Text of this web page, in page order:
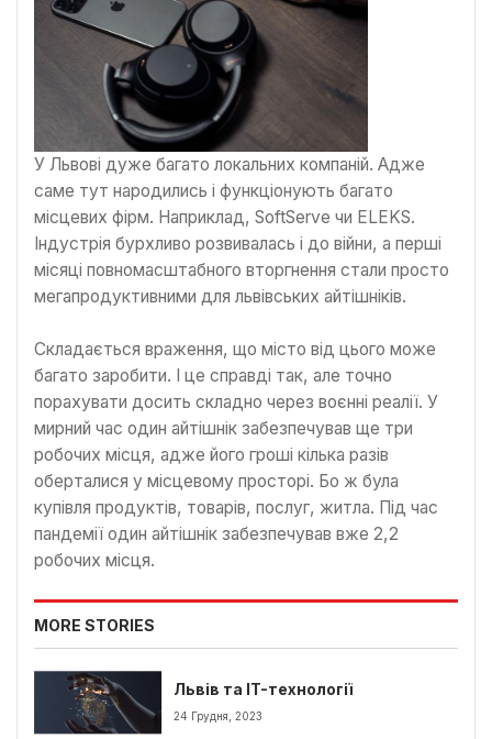
У Львові дуже багато локальних компаній. Адже
саме тут народились і функціонують багато
місцевих фірм. Наприклад, SoftServe чи ELEKS.
Індустрія бурхливо розвивалась і до війни, а перші
місяці повномасштабного вторгнення стали просто
мегапродуктивними для львівських айтішніків.
Складається враження, що місто від цього може
багато заробити. І це справді так, але точно
порахувати досить складно через воєнні реалії. У
мирний час один айтішнік забезпечував ще три
робочих місця, адже його гроші кілька разів
оберталися у місцевому просторі. Бо ж була
купівля продуктів, товарів, послуг, житла. Під час
пандемії один айтішнік забезпечував вже 2,2
робочих місця.
MORE STORIES
Львів та IT-технології
24 Грудня, 2023